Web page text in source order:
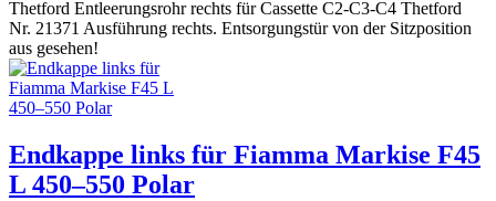
Thetford Entleerungsrohr rechts für Cassette C2-C3-C4 Thetford
Nr. 21371 Ausführung rechts. Entsorgungstür von der Sitzposition
aus gesehen!
Endkappe links für Fiamma Markise F45
L 450–550 Polar